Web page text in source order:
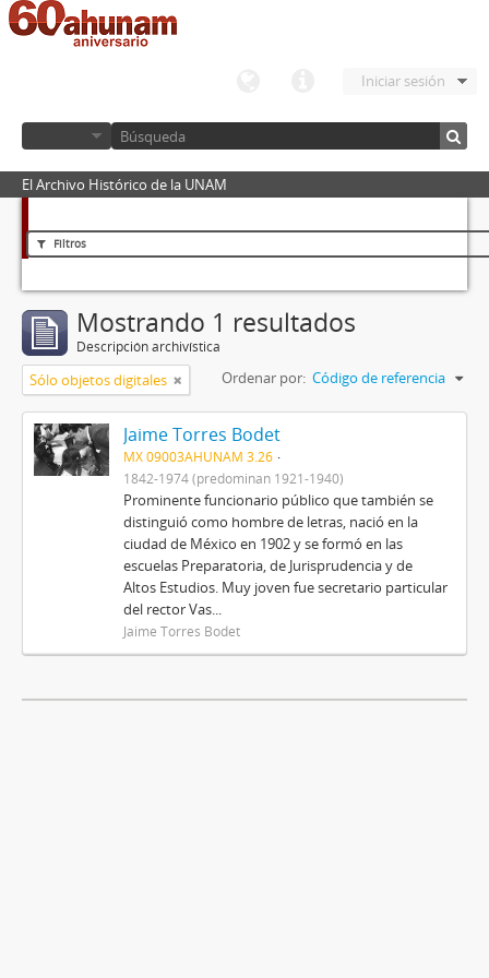
Iniciar sesión
El Archivo Histórico de la UNAM
Filtros
Mostrando 1 resultados
Descripción archivística
Sólo objetos digitales Ordenar por: Código de referencia
Jaime Torres Bodet
MX 09003AHUNAM 3.26
1842-1974 (predominan 1921-1940)
Prominente funcionario público que también se
distinguió como hombre de letras, nació en la
ciudad de México en 1902 y se formó en las
escuelas Preparatoria, de Jurisprudencia y de
Altos Estudios. Muy joven fue secretario particular
del rector Vas...
Jaime Torres Bodet